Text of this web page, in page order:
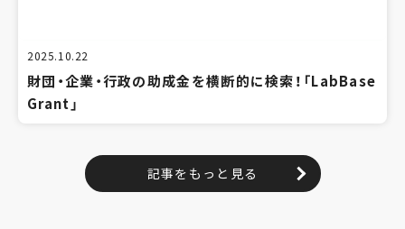
2025.10.22
財団・企業・行政の助成金を横断的に検索！「LabBase
Grant」
記事をもっと見る